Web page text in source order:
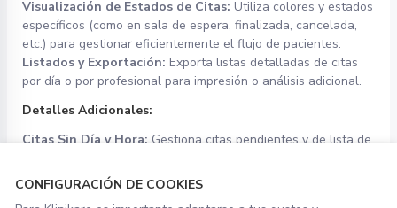
Visualización de Estados de Citas: Utiliza colores y estados
específicos (como en sala de espera, finalizada, cancelada,
etc.) para gestionar eficientemente el flujo de pacientes.
Listados y Exportación: Exporta listas detalladas de citas
por día o por profesional para impresión o análisis adicional.
Detalles Adicionales:
Citas Sin Día y Hora: Gestiona citas pendientes y de lista de
directamente desde esta sección.
CONFIGURACIÓN DE COOKIES